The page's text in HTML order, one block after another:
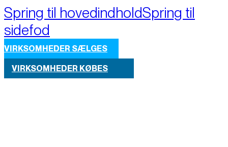
Spring til hovedindholdSpring til
sidefod
VIRKSOMHEDER SÆLGES
VIRKSOMHEDER KØBES